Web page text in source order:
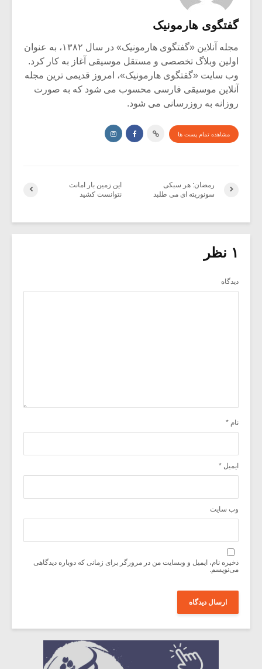
گفتگوی هارمونیک
مجله آنلاین «گفتگوی هارمونیک» در سال ۱۳۸۲، به عنوان
اولین وبلاگ تخصصی و مستقل موسیقی آغاز به کار کرد.
وب سایت «گفتگوی هارمونیک»، امروز قدیمی ترین مجله
آنلاین موسیقی فارسی محسوب می شود که به صورت
روزانه به روزرسانی می شود.
مشاهده تمام پست ها
این زمین بار امانت
نتوانست کشید
رمضان: هر سبکی
سونوریته ای می طلبد
۱ نظر
دیدگاه
نام *
ایمیل *
وب‌ سایت
ذخیره نام، ایمیل و وبسایت من در مرورگر برای زمانی که دوباره دیدگاهی
می‌نویسم.